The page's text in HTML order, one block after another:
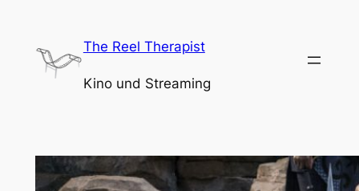
springen
The Reel Therapist
Kino und Streaming